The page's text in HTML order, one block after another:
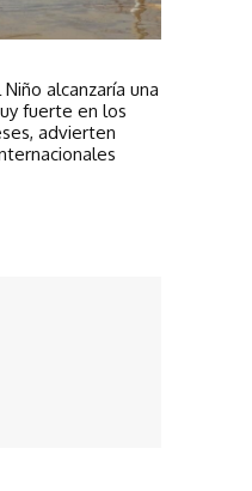
alcanzaría una
fuerte en los
advierten